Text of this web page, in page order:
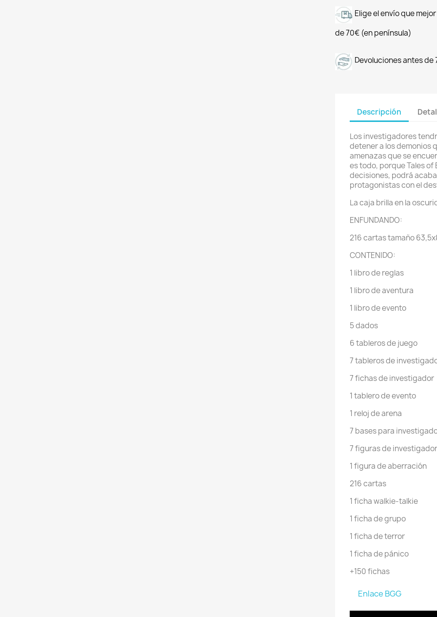
Elige el envío que
de 70€ (en península)
Devoluciones antes
Descripción
Los investigadores
detener a los demonios
amenazas que se
es todo, porque Tales of
decisiones, podrá
protagonistas con el
La caja brilla en la
ENFUNDANDO:
216 cartas tamaño
CONTENIDO:
1 libro de reglas
1 libro de aventura
1 libro de evento
5 dados
6 tableros de juego
7 tableros de
7 fichas de investigador
1 tablero de evento
1 reloj de arena
7 bases para
7 figuras de investigador
1 figura de aberración
216 cartas
1 ficha walkie-talkie
1 ficha de grupo
1 ficha de terror
1 ficha de pánico
+150 fichas
Enlace BGG